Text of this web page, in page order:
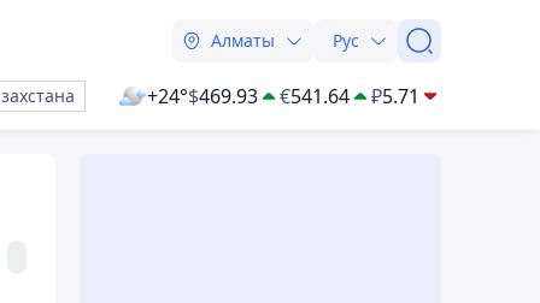
Алматы Рус
+24°$469.93 €541.64 ₽5.71